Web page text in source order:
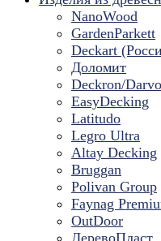
NanoWood
GardenParkett
Deckart
Доломит
Deckron/
EasyDecking
Latitudo
Legro Ultra
Altay Decking
Bruggan
Polivan Group
Faynag
OutDoor
ДеревоПласт